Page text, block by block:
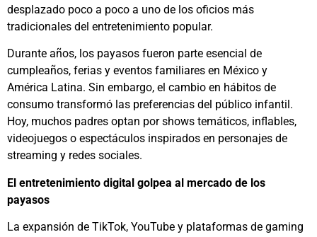
desplazado poco a poco a uno de los oficios más
tradicionales del entretenimiento popular.
Durante años, los payasos fueron parte esencial de
cumpleaños, ferias y eventos familiares en México y
América Latina. Sin embargo, el cambio en hábitos de
consumo transformó las preferencias del público infantil.
Hoy, muchos padres optan por shows temáticos, inflables,
videojuegos o espectáculos inspirados en personajes de
streaming y redes sociales.
El entretenimiento digital golpea al mercado de los
payasos
La expansión de TikTok, YouTube y plataformas de gaming